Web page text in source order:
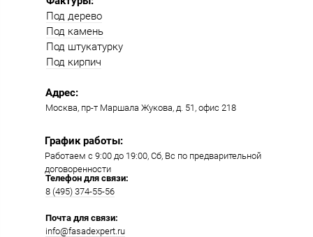
Под дерево
Под камень
Под штукатурку
Под кирпич
Работаем с 9:00 до 19:00​, Сб, Вс по предварительной
договоренности
Москва, пр-т Маршала Жукова, д. 51, офис 218​​
Адрес:
График работы:
Телефон для связи:
8 (495) 374-55-56​
Почта для связи:
info@fasadexpert.ru